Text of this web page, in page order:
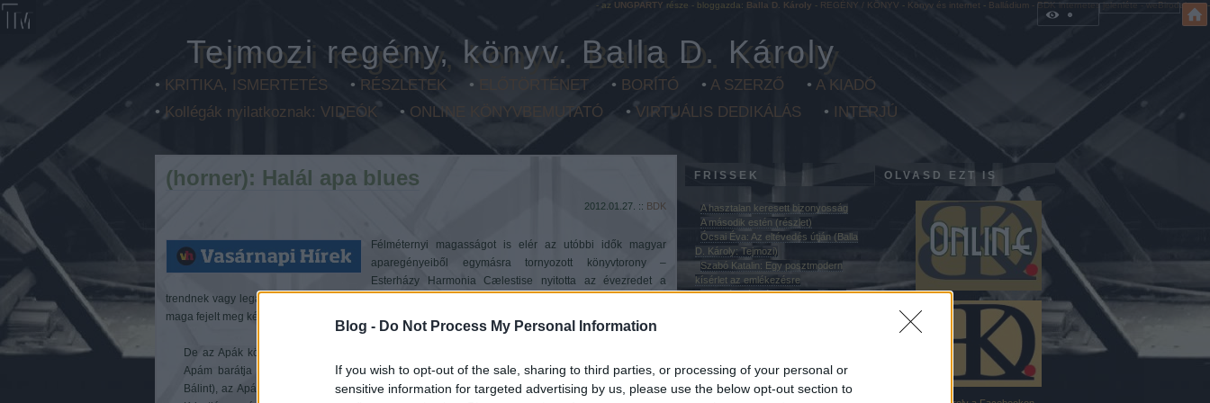
Blog - Do Not Process My Personal Information
If you wish to opt-out of the sale, sharing to third parties, or processing of your personal or
sensitive information for targeted advertising by us, please use the below opt-out section to
- az UNGPARTY része - bloggazda: Balla D. Károly - REGÉNY / KÖNYV - Könyv és internet - Balládium - BDK internetes jelenléte - weBirodalom- -
Tejmozi regény, könyv. Balla D. Károly
• KRITIKA, ISMERTETÉS • RÉSZLETEK • ELŐTÖRTÉNET • BORÍTÓ • A SZERZŐ • A KIADÓ
• Kollégák nyilatkoznak: VIDEÓK • ONLINE KÖNYVBEMUTATÓ • VIRTUÁLIS DEDIKÁLÁS • INTERJÚ
OLVASD EZT IS
FRISSEK
A hasztalan keresett bizonyosság
A második estén (részlet)
Ócsai Éva: Az eltévedés útján (Balla
D. Károly: Tejmozi)
Szabó Katalin: Egy posztmodern
kísérlet az emlékezésre
Csordás László: A tejüveg mögött
Nincs megjeleníthető elem
(horner): Halál apa blues
2012.01.27. :: BDK
Félméternyi magasságot is elér az utóbbi idők magyar
aparegényeiből egymásra tornyozott könyvtorony –
Esterházy Harmonia Cælestise nyitotta az évezredet a
trendnek vagy legalábbis tendenciá­nak érzékelt sajátos „műfajú” apapótló regények sorát, amit aztán
maga fejelt meg két évvel később a Javított kiadás által.
De az Apák könyve (Vámos Miklós), a Tündérvölgy (Kukorelly Endre), a Halottak apja és az
Apám barátja (Györe Balázs), a Hamu és ecet (Jánossy Lajos), az Életjáradék (Solymosy
Bálint), az Apám helyett (György Péter) és a Szaggatott vonal (Egressy Zoltán) mellett Grecsó